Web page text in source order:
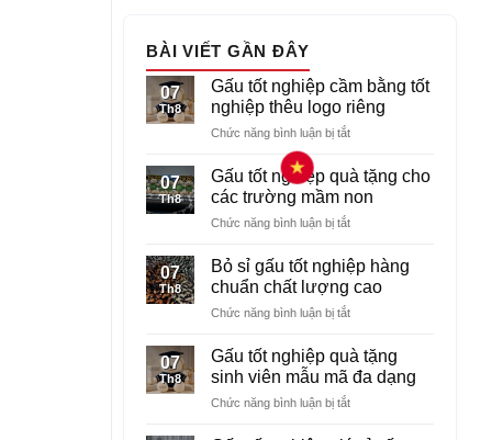
BÀI VIẾT GẦN ĐÂY
07
Th8
Gấu tốt nghiệp cầm bằng tốt
nghiệp thêu logo riêng
Chức năng bình luận bị tắtở
tốt
nghiệp
cầm
bằng
nghiệp
thêu
riêng
07
Th8
Gấu tốt nghiệp quà tặng cho
các trường mầm non
Chức năng bình luận bị tắtở
tốt
nghiệp
quà
tặng
các
trường
non
07
Th8
Bỏ sỉ gấu tốt nghiệp hàng
chuẩn chất lượng cao
Chức năng bình luận bị tắtở
sỉ
gấu
tốt
nghiệp
07
Th8
Gấu tốt nghiệp quà tặng
sinh viên mẫu mã đa dạng
Chức năng bình luận bị tắtở